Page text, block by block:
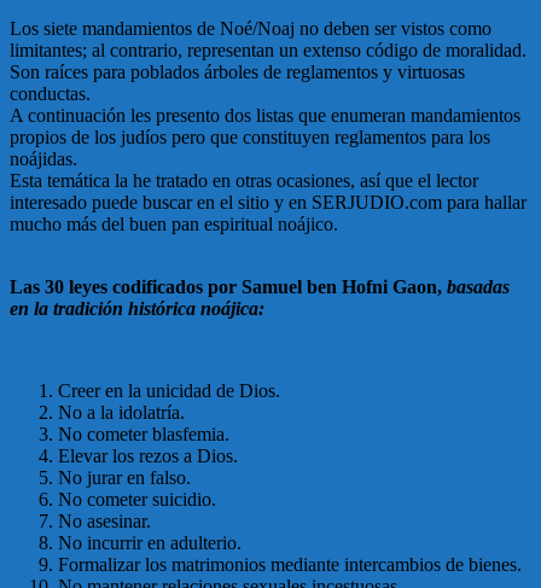
Los siete mandamientos de Noé/Noaj no deben ser vistos como
limitantes; al contrario, representan un extenso código de moralidad.
Son raíces para poblados árboles de reglamentos y virtuosas
conductas.
A continuación les presento dos listas que enumeran mandamientos
propios de los judíos pero que constituyen reglamentos para los
noájidas.
Esta temática la he tratado en otras ocasiones, así que el lector
interesado puede buscar en el sitio y en SERJUDIO.com para hallar
mucho más del buen pan espiritual noájico.
Las 30 leyes codificados por Samuel ben Hofni Gaon, basadas
en la tradición histórica noájica:
Creer en la unicidad de Dios.
No a la idolatría.
No cometer blasfemia.
Elevar los rezos a Dios.
No jurar en falso.
No cometer suicidio.
No asesinar.
No incurrir en adulterio.
Formalizar los matrimonios mediante intercambios de bienes.